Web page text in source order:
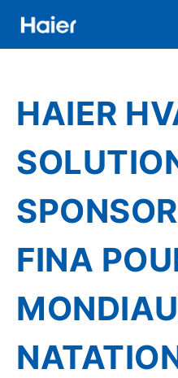
contenu
HAIER
FINA